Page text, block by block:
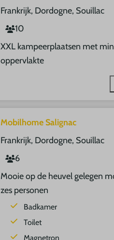
Frankrijk, Dordogne, Souillac
10
XXL kampeerplaatsen met
oppervlakte
Mobilhome Salignac
Frankrijk, Dordogne, Souillac
6
Mooie op de heuvel gelegen
zes personen
Badkamer
Toilet
Magnetron